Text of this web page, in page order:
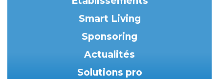
Smart Living
Sponsoring
Actualités
Solutions pro